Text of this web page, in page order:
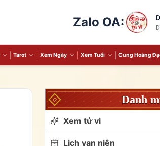
Zalo OA:
Tarot Xem Ngày Xem Tuổi Cung Hoàng
Danh
Xem tử vi
Lịch vạn niên